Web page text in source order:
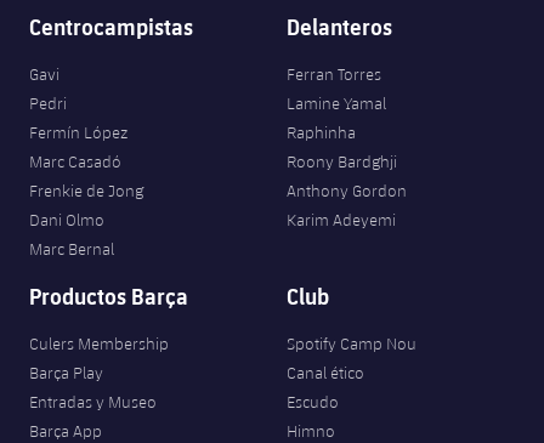
Centrocampistas
Gavi
Pedri
Fermín López
Marc Casadó
Frenkie de Jong
Dani Olmo
Marc Bernal
Delanteros
Ferran Torres
Lamine Yamal
Raphinha
Roony Bardghji
Anthony Gordon
Karim Adeyemi
Productos Barça
Culers Membership
Barça Play
Entradas y Museo
Barça App
Club
Spotify Camp Nou
Canal ético
Escudo
Himno